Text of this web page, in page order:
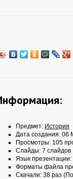
Предмет: История
Дата создания: 06
Просмотры: 105
Слайды: 7 слайдов
Язык презентации:
Форматы файла
Скачали: 38 раз